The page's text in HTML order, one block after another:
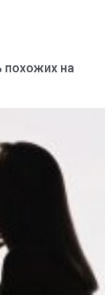
похожих на